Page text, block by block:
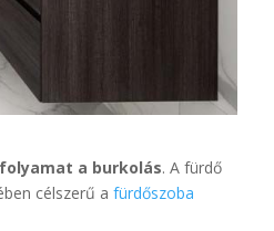
a burkolás. A fürdő
célszerű afürdőszoba